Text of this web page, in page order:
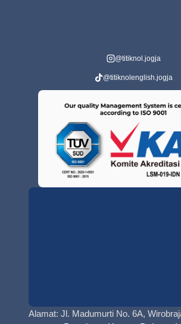
@titiknol.jogja
@titiknolenglish.jogja
Alamat: Jl. Madumurti No. 6A,